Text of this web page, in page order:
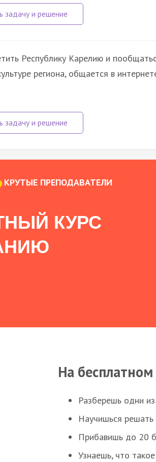
Республику Карелию и
региона, общается в
КРУТЫЕ ПРЕПОДАВАТЕЛИ
КУРС
На
Разберешь одни
Научишься
Прибавишь до 20
Узнаешь, что